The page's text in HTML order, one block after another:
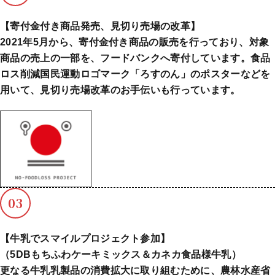
【寄付金付き商品発売、見切り売場の改革】
2021年5月から、寄付金付き商品の販売を行っており、対象
商品の売上の一部を、フードバンクへ寄付しています。食品
ロス削減国民運動ロゴマーク「ろすのん」のポスターなどを
用いて、見切り売場改革のお手伝いも行っています。
03
【牛乳でスマイルプロジェクト参加】
（5DBもちふわケーキミックス＆カネカ食品様牛乳）
更なる牛乳乳製品の消費拡大に取り組むために、農林水産省